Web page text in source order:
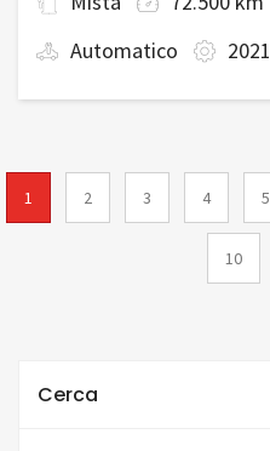
Automatico
2021
1 2 3 4 5
10
Cerca